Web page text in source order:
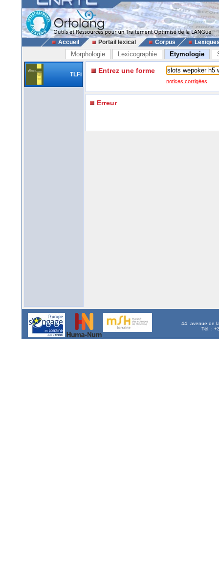
Accueil Portail lexical Corpus
Morphologie Lexicographie Etymologie
TLFi Entrez une forme
notices corrigées
Erreur
44, avenue de
Tél. :